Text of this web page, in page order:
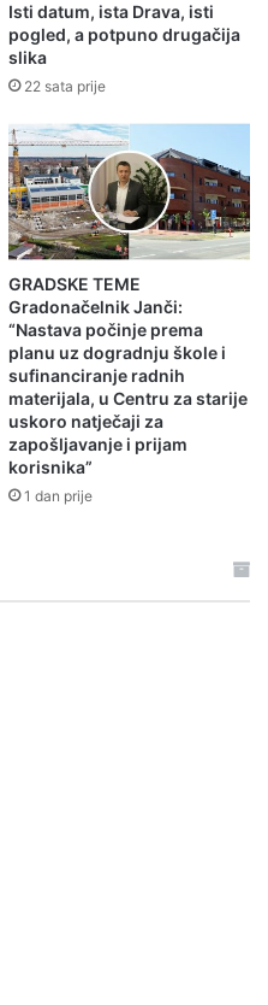
Isti datum, ista Drava, isti
pogled, a potpuno drugačija
slika
22 sata prije
GRADSKE TEME
Gradonačelnik Janči:
“Nastava počinje prema
planu uz dogradnju škole i
sufinanciranje radnih
materijala, u Centru za starije
uskoro natječaji za
zapošljavanje i prijam
korisnika”
1 dan prije